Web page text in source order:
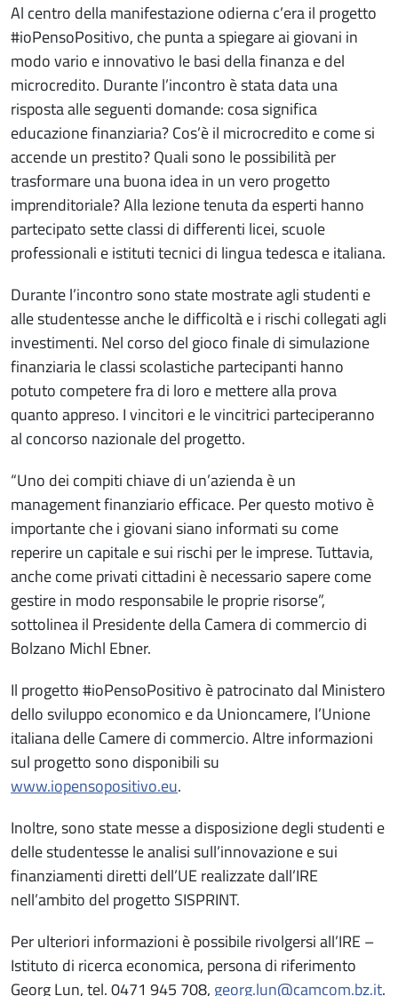
Al centro della manifestazione odierna c’era il progetto
#ioPensoPositivo, che punta a spiegare ai giovani in
modo vario e innovativo le basi della finanza e del
microcredito. Durante l’incontro è stata data una
risposta alle seguenti domande: cosa significa
educazione finanziaria? Cos’è il microcredito e come si
accende un prestito? Quali sono le possibilità per
trasformare una buona idea in un vero progetto
imprenditoriale? Alla lezione tenuta da esperti hanno
partecipato sette classi di differenti licei, scuole
professionali e istituti tecnici di lingua tedesca e italiana.
Durante l’incontro sono state mostrate agli studenti e
alle studentesse anche le difficoltà e i rischi collegati agli
investimenti. Nel corso del gioco finale di simulazione
finanziaria le classi scolastiche partecipanti hanno
potuto competere fra di loro e mettere alla prova
quanto appreso. I vincitori e le vincitrici parteciperanno
al concorso nazionale del progetto.
“Uno dei compiti chiave di un’azienda è un
management finanziario efficace. Per questo motivo è
importante che i giovani siano informati su come
reperire un capitale e sui rischi per le imprese. Tuttavia,
anche come privati cittadini è necessario sapere come
gestire in modo responsabile le proprie risorse”,
sottolinea il Presidente della Camera di commercio di
Bolzano Michl Ebner.
Il progetto #ioPensoPositivo è patrocinato dal Ministero
dello sviluppo economico e da Unioncamere, l’Unione
italiana delle Camere di commercio. Altre informazioni
sul progetto sono disponibili su
www.iopensopositivo.eu.
Inoltre, sono state messe a disposizione degli studenti e
delle studentesse le analisi sull’innovazione e sui
finanziamenti diretti dell’UE realizzate dall’IRE
nell’ambito del progetto SISPRINT.
Per ulteriori informazioni è possibile rivolgersi all’IRE –
Istituto di ricerca economica, persona di riferimento
Georg Lun, tel. 0471 945 708, georg.lun@camcom.bz.it.